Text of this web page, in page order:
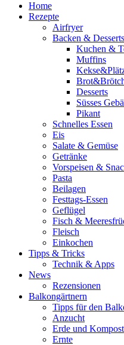
Home
Rezepte
Airfryer
Backen & Desserts
Kuchen &
Muffins
Desserts
Süsses
Pikant
Schnelles Essen
Eis
Salate & Gemüse
Getränke
Vorspeisen &
Pasta
Beilagen
Festtags-Essen
Geflügel
Fisch &
Fleisch
Einkochen
Tipps & Tricks
Technik & Apps
News
Rezensionen
Balkongärtnern
Tipps für den
Anzucht
Erde und Kompost
Ernte